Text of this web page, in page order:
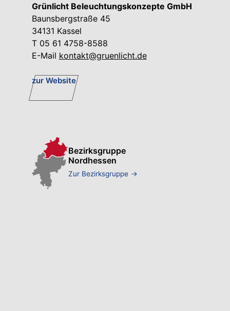
Grünlicht Beleuchtungskonzepte GmbH
Baunsbergstraße 45
34131 Kassel
T 05 61 4758-8588
E-Mail kontakt@gruenlicht.de
zur Website
Bezirksgruppe
Nordhessen
Zur Bezirksgruppe